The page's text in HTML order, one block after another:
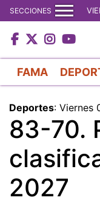
SECCIONES
FAMA
Deportes: Viernes
83-70.
2027